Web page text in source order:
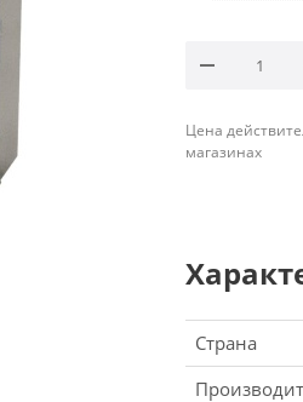
Цена
магазинах
Страна